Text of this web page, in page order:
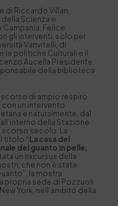
di Riccardo Villari,
Scienza e
Campania, Felice
gli interventi, solo per
Vanvitelli, di
le politiche Culturali e il
Aucella Presidente
della biblioteca
di ampio respiro
un intervento
e naturalmente, dal
della Stazione
scorso secolo. La
titolo “La casa del
del guanto in pelle,
un excursus della
che non è stata
la mostra
propria sede di Pozzuoli
York, nell’ambito della